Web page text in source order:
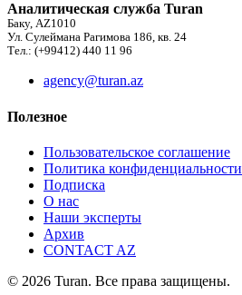
Аналитическая служба Turan
Баку, AZ1010
Ул. Сулеймана Рагимова 186, кв. 24
Тел.: (+99412) 440 11 96
agency@turan.az
Полезное
Пользовательское соглашение
Политика конфиденциальности
Подписка
О нас
Наши эксперты
Архив
CONTACT AZ
© 2026 Turan. Все права защищены.